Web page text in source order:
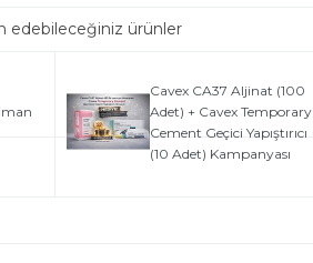
edebileceğiniz ürünler
Cavex CA37 Aljinat (100
Adet) + Cavex Temporary
Cement Geçici Yapıştırıcı
(10 Adet) Kampanyası